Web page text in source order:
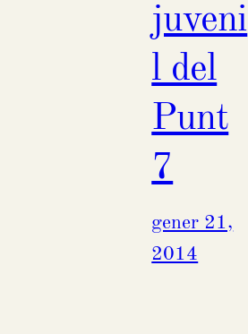
juveni
l del
Punt
7
gener 21,
2014